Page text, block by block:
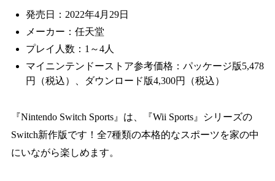
発売日：2022年4月29日
メーカー：任天堂
プレイ人数：1～4人
マイニンテンドーストア参考価格：パッケージ版5,478
円（税込）、ダウンロード版4,300円（税込）
『Nintendo Switch Sports』は、『Wii Sports』シリーズの
Switch新作版です！全7種類の本格的なスポーツを家の中
にいながら楽しめます。